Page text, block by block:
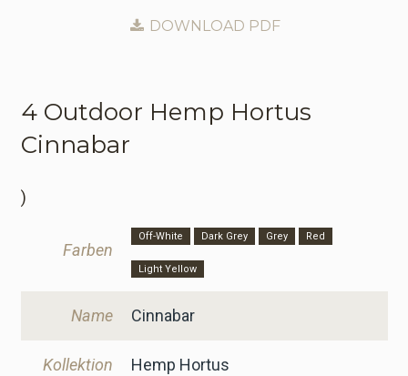
DOWNLOAD PDF
4 Outdoor Hemp Hortus
Cinnabar
)
Farben
Off-White Dark Grey Grey Red
Light Yellow
Name Cinnabar
Kollektion Hemp Hortus